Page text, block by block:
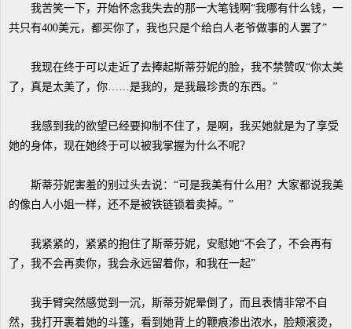
我苦笑一下，开始怀念我失去的那一大笔钱啊“我哪有什么钱，一
共只有400美元，都买你了，我也只是个给白人老爷做事的人罢了”
我现在终于可以走近了去捧起斯蒂芬妮的脸，我不禁赞叹“你太美
了，真是太美了，你……是我的，是我最珍贵的东西。”
我感到我的欲望已经要抑制不住了，是啊，我买她就是为了享受
她的身体，现在她终于可以被我掌握为什么不呢？
斯蒂芬妮害羞的别过头去说：“可是我美有什么用？大家都说我美
的像白人小姐一样，还不是被铁链锁着卖掉。”
我紧紧的，紧紧的抱住了斯蒂芬妮，安慰她“不会了，不会再有
了，我不会再卖你，我会永远留着你，和我在一起”
我手臂突然感觉到一沉，斯蒂芬妮晕倒了，而且表情非常不自
然，我打开裹着她的斗篷，看到她背上的鞭痕渗出浓水，脸颊滚烫，